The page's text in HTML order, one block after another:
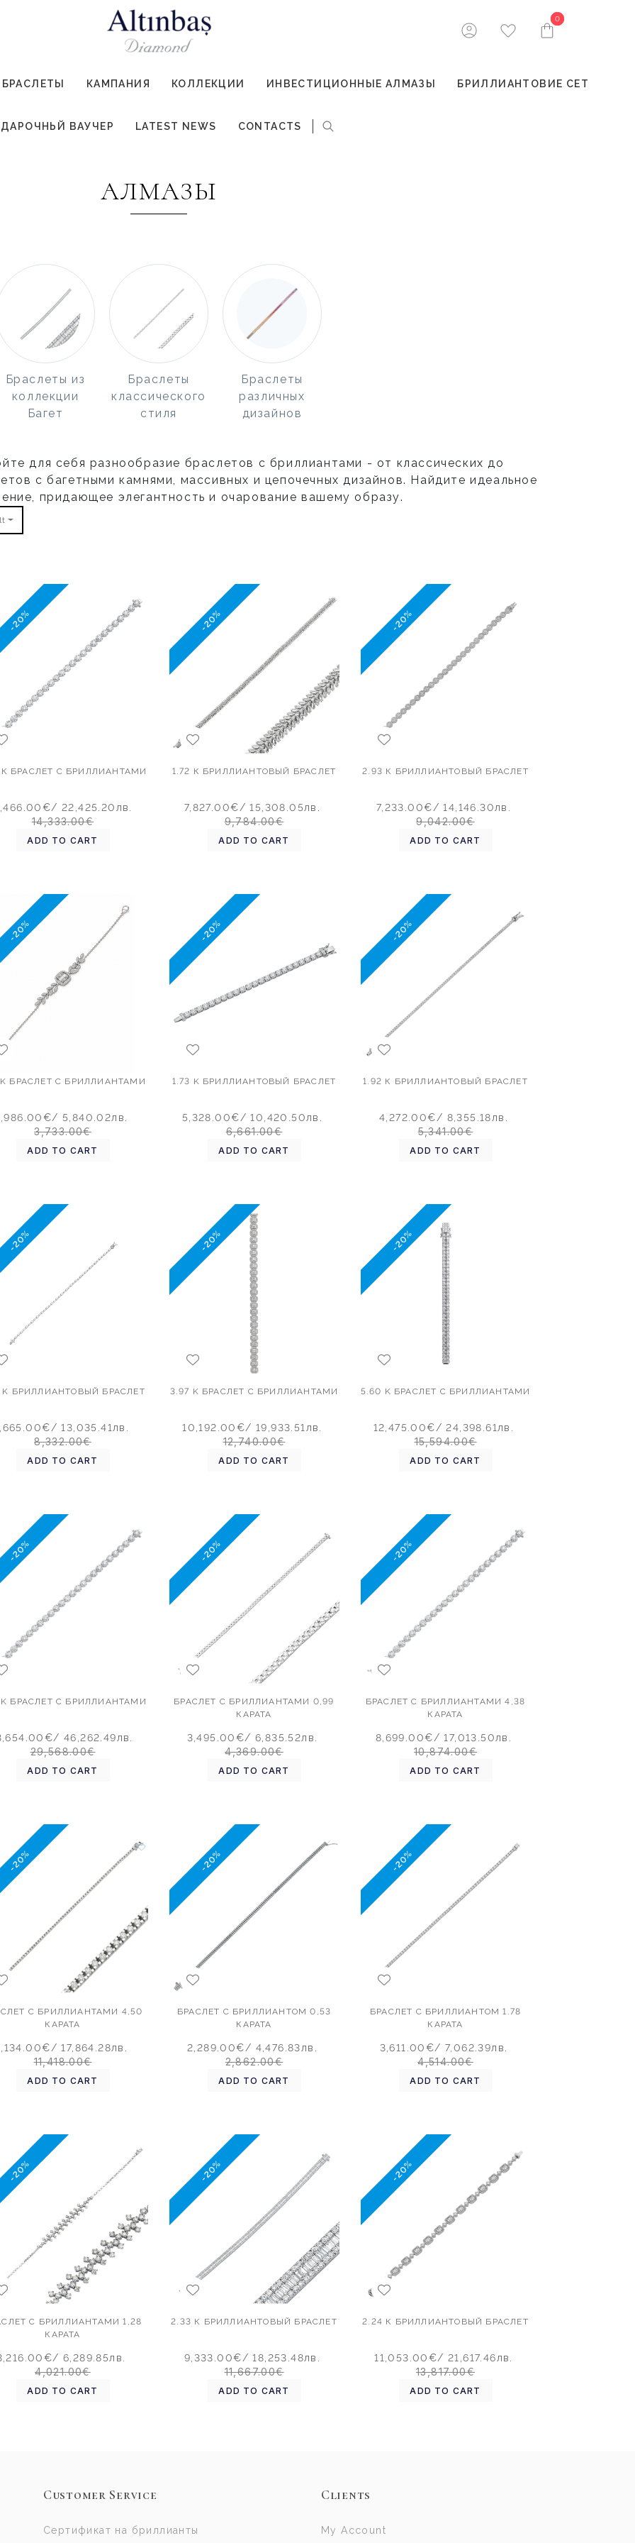
0
0
БРАСЛЕТЫ КАМПАНИЯ КОЛЛЕКЦИИ ИНВЕСТИЦИОННЫЕ АЛМАЗЫ БРИЛЛИАНТОВИЕ СЕТ
ВАУЧЕР LATEST NEWS CONTACTS
АЛМАЗЫ
Браслеты из
коллекции
Багет
Браслеты
классического
стиля
Браслеты
различных
дизайнов
для себя разнообразие браслетов с бриллиантами - от классических до
с багетными камнями, массивных и цепочечных дизайнов. Найдите идеальное
придающее элегантность и очарование вашему образу.
-20%
К БРАСЛЕТ С БРИЛЛИАНТАМИ
/ 22,425.20лв.
14,333.00€
ADD TO CART
-20%
1.72 К БРИЛЛИАНТОВЫЙ БРАСЛЕТ
7,827.00€/ 15,308.05лв.
9,784.00€
ADD TO CART
-20%
2.93 К БРИЛЛИАНТОВЫЙ БРАСЛЕТ
7,233.00€/ 14,146.30лв.
9,042.00€
ADD TO CART
-20%
K БРАСЛЕТ С БРИЛЛИАНТАМИ
/ 5,840.02лв.
3,733.00€
ADD TO CART
-20%
1.73 K БРИЛЛИАНТОВЫЙ БРАСЛЕТ
5,328.00€/ 10,420.50лв.
6,661.00€
ADD TO CART
-20%
1.92 К БРИЛЛИАНТОВЫЙ БРАСЛЕТ
4,272.00€/ 8,355.18лв.
5,341.00€
ADD TO CART
-20%
K БРИЛЛИАНТОВЫЙ БРАСЛЕТ
/ 13,035.41лв.
8,332.00€
ADD TO CART
-20%
3.97 K БРАСЛЕТ С БРИЛЛИАНТАМИ
10,192.00€/ 19,933.51лв.
12,740.00€
ADD TO CART
-20%
5.60 K БРАСЛЕТ С БРИЛЛИАНТАМИ
12,475.00€/ 24,398.61лв.
15,594.00€
ADD TO CART
-20%
K БРАСЛЕТ С БРИЛЛИАНТАМИ
/ 46,262.49лв.
29,568.00€
ADD TO CART
-20%
БРАСЛЕТ С БРИЛЛИАНТАМИ 0,99
КАРАТА
3,495.00€/ 6,835.52лв.
4,369.00€
ADD TO CART
-20%
БРАСЛЕТ С БРИЛЛИАНТАМИ 4,38
КАРАТА
8,699.00€/ 17,013.50лв.
10,874.00€
ADD TO CART
-20%
С БРИЛЛИАНТАМИ 4,50
КАРАТА
/ 17,864.28лв.
11,418.00€
ADD TO CART
-20%
БРАСЛЕТ С БРИЛЛИАНТОМ 0,53
КАРАТА
2,289.00€/ 4,476.83лв.
2,862.00€
ADD TO CART
-20%
БРАСЛЕТ С БРИЛЛИАНТОМ 1.78
КАРАТА
3,611.00€/ 7,062.39лв.
4,514.00€
ADD TO CART
-20%
С БРИЛЛИАНТАМИ 1,28
КАРАТА
/ 6,289.85лв.
4,021.00€
ADD TO CART
-20%
2.33 К БРИЛЛИАНТОВЫЙ БРАСЛЕТ
9,333.00€/ 18,253.48лв.
11,667.00€
ADD TO CART
-20%
2.24 К БРИЛЛИАНТОВЫЙ БРАСЛЕТ
11,053.00€/ 21,617.46лв.
13,817.00€
ADD TO CART
Customer Service
Сертификат на бриллианты
Clients
My Account